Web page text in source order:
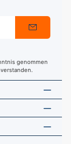
genommen